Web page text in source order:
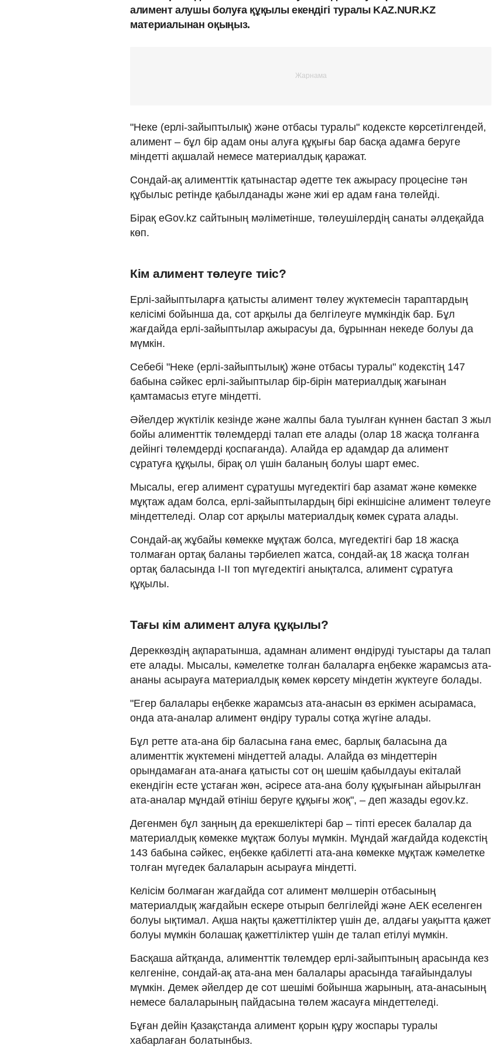
алимент алушы болуға құқылы екендігі туралы KAZ.NUR.KZ
материалынан оқыңыз.
"Неке (ерлі-зайыптылық) және отбасы туралы" кодексте көрсетілгендей,
алимент – бұл бір адам оны алуға құқығы бар басқа адамға беруге
міндетті ақшалай немесе материалдық қаражат.
Сондай-ақ алименттік қатынастар әдетте тек ажырасу процесіне тән
құбылыс ретінде қабылданады және жиі ер адам ғана төлейді.
Бірақ eGov.kz сайтының мәліметінше, төлеушілердің санаты әлдеқайда
көп.
Кім алимент төлеуге тиіс?
Ерлі-зайыптыларға қатысты алимент төлеу жүктемесін тараптардың
келісімі бойынша да, сот арқылы да белгілеуге мүмкіндік бар. Бұл
жағдайда ерлі-зайыптылар ажырасуы да, бұрыннан некеде болуы да
мүмкін.
Себебі "Неке (ерлі-зайыптылық) және отбасы туралы" кодекстің 147
бабына сәйкес ерлі-зайыптылар бір-бірін материалдық жағынан
қамтамасыз етуге міндетті.
Әйелдер жүктілік кезінде және жалпы бала туылған күннен бастап 3 жыл
бойы алименттік төлемдерді талап ете алады (олар 18 жасқа толғанға
дейінгі төлемдерді қоспағанда). Алайда ер адамдар да алимент
сұратуға құқылы, бірақ ол үшін баланың болуы шарт емес.
Мысалы, егер алимент сұратушы мүгедектігі бар азамат және көмекке
мұқтаж адам болса, ерлі-зайыптылардың бірі екіншісіне алимент төлеуге
міндеттеледі. Олар сот арқылы материалдық көмек сұрата алады.
Сондай-ақ жұбайы көмекке мұқтаж болса, мүгедектігі бар 18 жасқа
толмаған ортақ баланы тәрбиелеп жатса, сондай-ақ 18 жасқа толған
ортақ баласында I-II топ мүгедектігі анықталса, алимент сұратуға
құқылы.
Тағы кім алимент алуға құқылы?
Дереккөздің ақпаратынша, адамнан алимент өндіруді туыстары да талап
ете алады. Мысалы, кәмелетке толған балаларға еңбекке жарамсыз ата-
ананы асырауға материалдық көмек көрсету міндетін жүктеуге болады.
"Егер балалары еңбекке жарамсыз ата-анасын өз еркімен асырамаса,
онда ата-аналар алимент өндіру туралы сотқа жүгіне алады.
Бұл ретте ата-ана бір баласына ғана емес, барлық баласына да
алименттік жүктемені міндеттей алады. Алайда өз міндеттерін
орындамаған ата-анаға қатысты сот оң шешім қабылдауы екіталай
екендігін есте ұстаған жөн, әсіресе ата-ана болу құқығынан айырылған
ата-аналар мұндай өтініш беруге құқығы жоқ", – деп жазады egov.kz.
Дегенмен бұл заңның да ерекшеліктері бар – тіпті ересек балалар да
материалдық көмекке мұқтаж болуы мүмкін. Мұндай жағдайда кодекстің
143 бабына сәйкес, еңбекке қабілетті ата-ана көмекке мұқтаж кәмелетке
толған мүгедек балаларын асырауға міндетті.
Келісім болмаған жағдайда сот алимент мөлшерін отбасының
материалдық жағдайын ескере отырып белгілейді және АЕК еселенген
болуы ықтимал. Ақша нақты қажеттіліктер үшін де, алдағы уақытта қажет
болуы мүмкін болашақ қажеттіліктер үшін де талап етілуі мүмкін.
Басқаша айтқанда, алименттік төлемдер ерлі-зайыптының арасында кез
келгеніне, сондай-ақ ата-ана мен балалары арасында тағайындалуы
мүмкін. Демек әйелдер де сот шешімі бойынша жарының, ата-анасының
немесе балаларының пайдасына төлем жасауға міндеттеледі.
Бұған дейін Қазақстанда алимент қорын құру жоспары туралы
хабарлаған болатынбыз.